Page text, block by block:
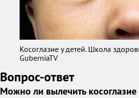
Косоглазие у детей. Школа
GuberniaTV
Вопрос-ответ
Можно ли вылечить косоглазие